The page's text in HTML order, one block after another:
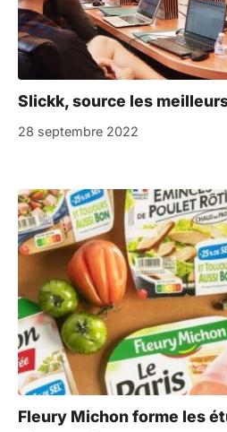
Slickk, source les
28 septembre 2022
Fleury Michon forme les